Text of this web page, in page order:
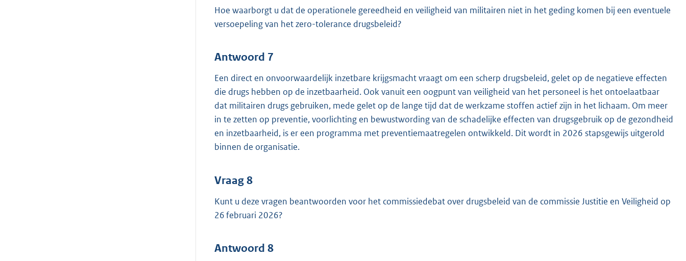
Hoe waarborgt u dat de operationele gereedheid en veiligheid van militairen niet in het geding komen bij een eventuele
versoepeling van het zero-tolerance drugsbeleid?
Antwoord 7
Een direct en onvoorwaardelijk inzetbare krijgsmacht vraagt om een scherp drugsbeleid, gelet op de negatieve effecten
die drugs hebben op de inzetbaarheid. Ook vanuit een oogpunt van veiligheid van het personeel is het ontoelaatbaar
dat militairen drugs gebruiken, mede gelet op de lange tijd dat de werkzame stoffen actief zijn in het lichaam. Om meer
in te zetten op preventie, voorlichting en bewustwording van de schadelijke effecten van drugsgebruik op de gezondheid
en inzetbaarheid, is er een programma met preventiemaatregelen ontwikkeld. Dit wordt in 2026 stapsgewijs uitgerold
binnen de organisatie.
Vraag 8
Kunt u deze vragen beantwoorden voor het commissiedebat over drugsbeleid van de commissie Justitie en Veiligheid op
26 februari 2026?
Antwoord 8